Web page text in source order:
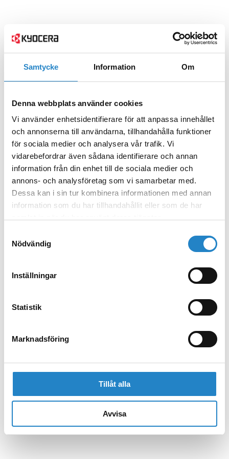
Samtycke Information Om
Denna webbplats använder cookies
Vi använder enhetsidentifierare för att anpassa innehållet
och annonserna till användarna, tillhandahålla funktioner
för sociala medier och analysera vår trafik. Vi
vidarebefordrar även sådana identifierare och annan
information från din enhet till de sociala medier och
annons- och analysföretag som vi samarbetar med.
Dessa kan i sin tur kombinera informationen med annan
information som du har tillhandahållit eller som de har
Nödvändig
Inställningar
Statistik
Marknadsföring
Tillåt alla
Avvisa